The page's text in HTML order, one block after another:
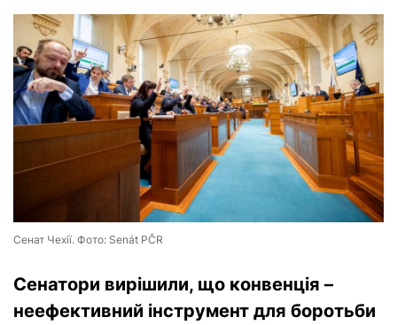
Сенат Чехії. Фото: Senát PČR
Сенатори вирішили, що конвенція –
неефективний інструмент для боротьби